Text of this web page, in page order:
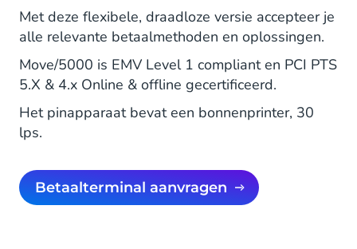
Met deze flexibele, draadloze versie accepteer je
alle relevante betaalmethoden en oplossingen.
Move/5000 is EMV Level 1 compliant en PCI PTS
5.X & 4.x Online & offline gecertificeerd.
Het pinapparaat bevat een bonnenprinter, 30
lps.
Betaalterminal aanvragen